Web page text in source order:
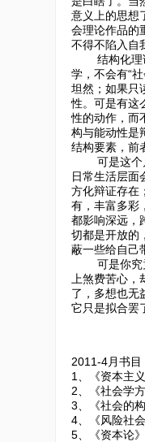
意义上的思想
会理论作品的
不得不陷入自
结构化理论
学，不会有“
坦然；如果只
性。可是有这
性的动作，而
构与能动性是
结构要素，前
可是这个月
日常生活层面
方化辩证存在
有，丰富多彩
都影响深远，
切都是开放的
蔽一些给自己
可是你究竟
上煞费苦心
了，多想也无
它只是拟合罢
2011-4月书目
1、《资本主
2、《社会学
3、《社会
4、《风
5、《资本论